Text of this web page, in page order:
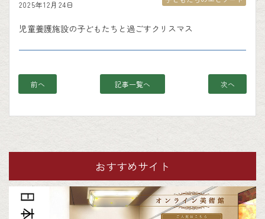
2025年12月24日
児童養護施設の子どもたちと過ごすクリスマス
前へ 記事一覧へ 次へ
おすすめサイト